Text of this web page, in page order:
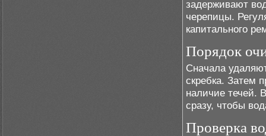
задерживают
черепицы.
капитального
Порядок
Сначала
скребка. Затем
наличие течей.
сразу, чтобы
Проверка